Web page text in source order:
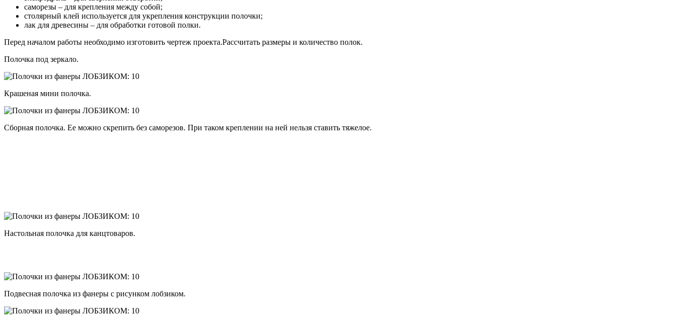
саморезы – для крепления между собой;
столярный клей используется для укрепления конструкции полочки;
лак для древесины – для обработки готовой полки.
Перед началом работы необходимо изготовить чертеж проекта.Рассчитать размеры и количество полок.
Полочка под зеркало.
Крашеная мини полочка.
Сборная полочка. Ее можно скрепить без саморезов. При таком креплении на ней нельзя ставить тяжелое.
Настольная полочка для канцтоваров.
Подвесная полочка из фанеры с рисунком лобзиком.